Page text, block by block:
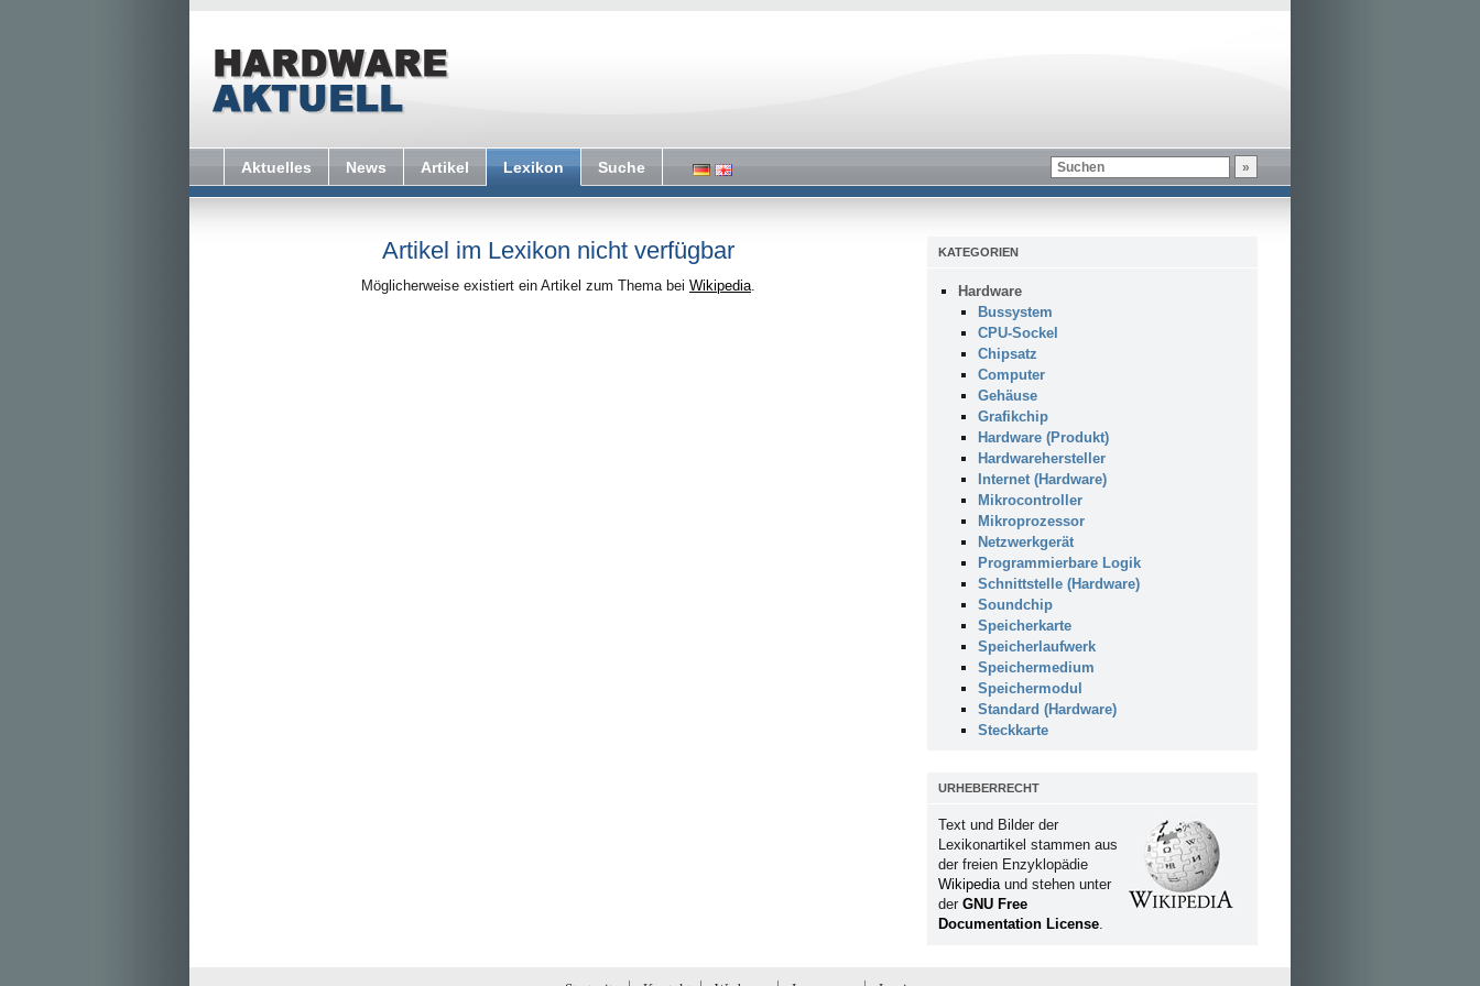
Aktuelles News Artikel Lexikon Suche
Artikel im Lexikon nicht verfügbar
Möglicherweise existiert ein Artikel zum Thema bei Wikipedia.
KATEGORIEN
Hardware
Bussystem
CPU-Sockel
Chipsatz
Computer
Gehäuse
Grafikchip
Hardware (Produkt)
Hardwarehersteller
Internet (Hardware)
Mikrocontroller
Mikroprozessor
Netzwerkgerät
Programmierbare Logik
Schnittstelle (Hardware)
Soundchip
Speicherkarte
Speicherlaufwerk
Speichermedium
Speichermodul
Standard (Hardware)
Steckkarte
URHEBERRECHT
Text und Bilder der
Lexikonartikel stammen aus
der freien Enzyklopädie
Wikipediaund stehen unter
der GNU Free
Documentation License.